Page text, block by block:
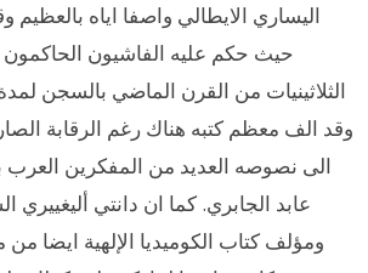
اليساري الايطالي واصفا اياه بالعظيم
حيث حكم عليه الفاشيون الحاكمون
الثلاثينيات من القرن الماضي بالسجن
وقد الف معظم كتبه هناك رغم الرقابة
الى نصوصه العديد من المفكرين العرب
عابد الجابري. كما ان دانتي أليغييري
ومؤلف كتاب الكوميديا الإلهية ايضا من